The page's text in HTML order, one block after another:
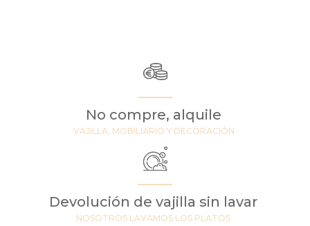
No compre, alquile
VAJILLA, MOBILIARIO Y DECORACIÓN
Devolución de vajilla sin lavar
NOSOTROS LAVAMOS LOS PLATOS